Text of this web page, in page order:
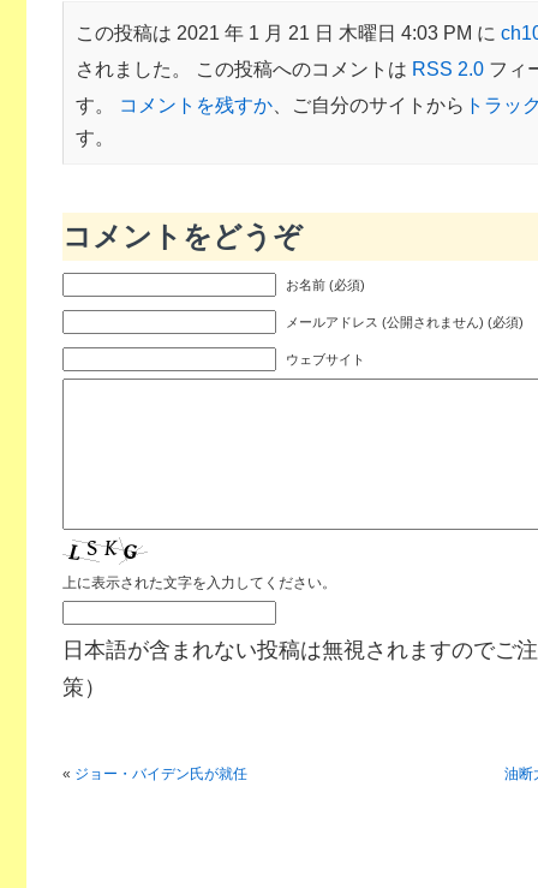
この投稿は 2021 年 1 月 21 日 木曜日 4:03 PM に
されました。 この投稿へのコメントは RSS 2.0フィ
す。
コメントを残すか、ご自分のサイトから トラッ
す。
コメントをどうぞ
お名前 (必須)
メールアドレス (公開されません) (必須)
ウェブサイト
上に表示された文字を入力してください。
日本語が含まれない投稿は無視されますのでご
策）
« ジョー・バイデン氏が就任 油断